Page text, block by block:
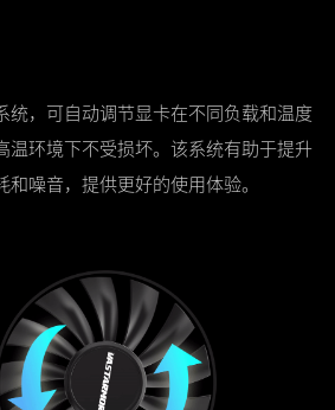
统，可自动调节显卡在不同负载和温度
温环境下不受损坏。该系统有助于提升
噪音，提供更好的使用体验。